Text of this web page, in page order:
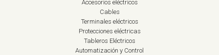
Accesorios eléctricos
Cables
Terminales eléctricos
Protecciones eléctricas
Tableros Eléctricos
Automatización y Control